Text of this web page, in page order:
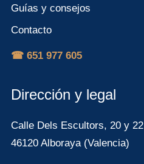
Guías y consejos
Contacto
☎ 651 977 605
Dirección y legal
Calle Dels Escultors, 20 y 22
46120 Alboraya (Valencia)